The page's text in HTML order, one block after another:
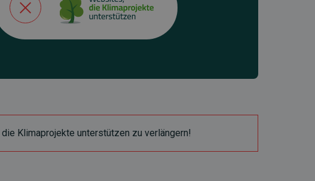
Klimaprojekte unterstützen zu verlängern!